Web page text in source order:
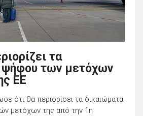
τα
ψήφου των μετόχων
ΕΕ
ότι θα περιορίσει τα δικαιώματα
μετόχων της από την 1η